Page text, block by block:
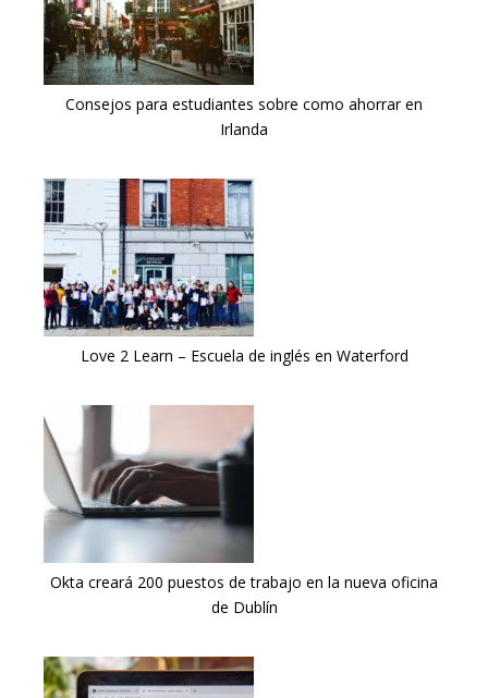
Consejos para estudiantes sobre como ahorrar en
Irlanda
Love 2 Learn – Escuela de inglés en Waterford
Okta creará 200 puestos de trabajo en la nueva oficina
de Dublín